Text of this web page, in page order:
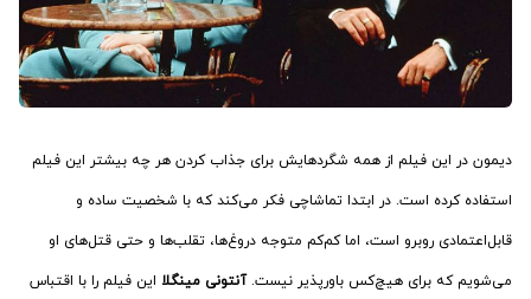
دیمون در این فیلم از همه شگردهایش برای جذاب کردن هر چه بیشتر این فیلم
استفاده کرده است. در ابتدا تماشاچی فکر می‌کند که با شخصیت ساده و
قابل‌اعتمادی روبرو است، اما کم‌کم متوجه دروغ‌ها، تقلب‌ها و حتی قتل‌های او
می‌شویم که برای هیچ‌کس باورپذیر نیست.آنتونی مینگلا این فیلم را با اقتباس